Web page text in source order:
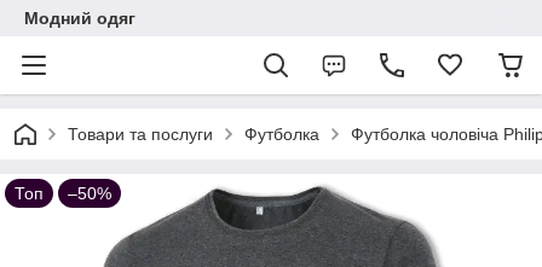
Модний одяг
Товари та послуги Футболка Футболка чоловіча
Топ –50%